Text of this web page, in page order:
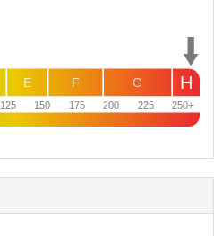
125 150 175 200 225 250+
G
F
E H